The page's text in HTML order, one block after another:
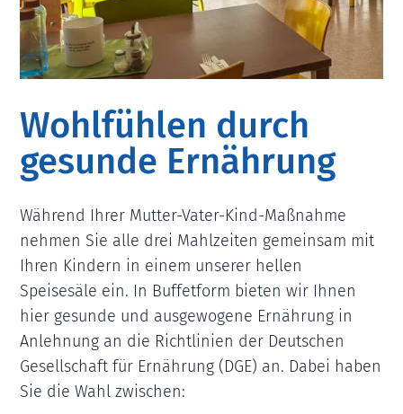
Wohlfühlen durch
gesunde Ernährung
Während Ihrer Mutter-Vater-Kind-Maßnahme
nehmen Sie alle drei Mahlzeiten gemeinsam mit
Ihren Kindern in einem unserer hellen
Speisesäle ein. In Buffetform bieten wir Ihnen
hier gesunde und ausgewogene Ernährung in
Anlehnung an die Richtlinien der Deutschen
Gesellschaft für Ernährung (DGE) an. Dabei haben
Sie die Wahl zwischen: